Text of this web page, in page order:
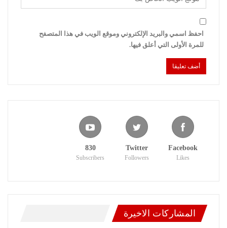
احفظ اسمي والبريد الإلكتروني وموقع الويب في هذا المتصفح
للمرة الأولى التي أعلق فيها.
Facebook
Likes
Twitter
Followers
830
Subscribers
المشاركات الاخيرة